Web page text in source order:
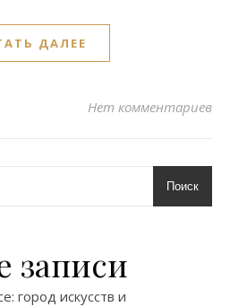
ДАЛЕЕ
Нет комментариев
Поиск
записи
город искусств и